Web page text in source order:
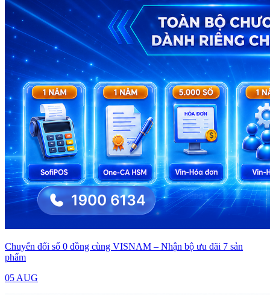
Chuyển đổi số 0 đồng cùng VISNAM – Nhận bộ ưu đãi 7 sản
phẩm
05 AUG